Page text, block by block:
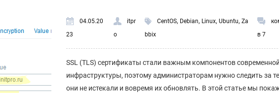
04.05.20
23
itpr
o
CentOS, Debian, Linux,Ubuntu,Za
bbix
в 7
SSL (TLS) сертификаты стали важным компонентов современной
инфраструктуры, поэтому администраторам нужно следить за
они не истекали и вовремя их обновлять. В этой статье мы